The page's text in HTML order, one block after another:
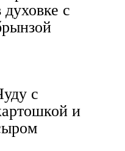
духовке с
с
и